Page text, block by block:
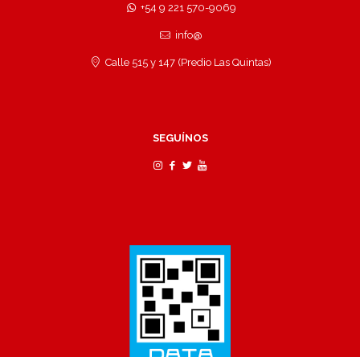
+54 9 221 570-9069
info@
Calle 515 y 147 (Predio Las Quintas)
SEGUÍNOS